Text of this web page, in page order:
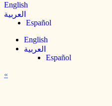
English
العربية
Español
English
العربية
Español
«